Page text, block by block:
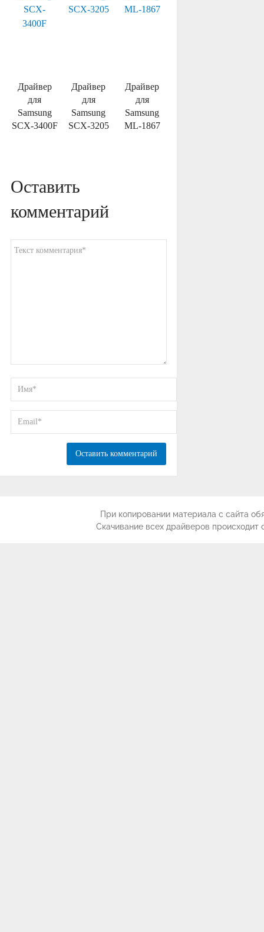
Драйвер
для
Samsung
SCX-3400F
Драйвер
для
Samsung
SCX-3205
Драйвер
для
Samsung
ML-1867
Оставить
комментарий
При копировании материала с сайта
Скачивание всех драйверов